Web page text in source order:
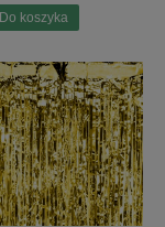
Do koszyka